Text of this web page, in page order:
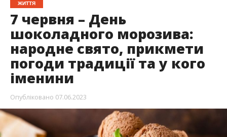
ЖИТТЯ
7 червня – День
шоколадного морозива:
народне свято, прикмети
погоди традиції та у кого
іменини
Опубліковано 07.06.2023